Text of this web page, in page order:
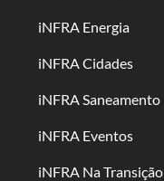
iNFRA Energia
iNFRA Cidades
iNFRA Saneamento
iNFRA Eventos
iNFRA Na Transição